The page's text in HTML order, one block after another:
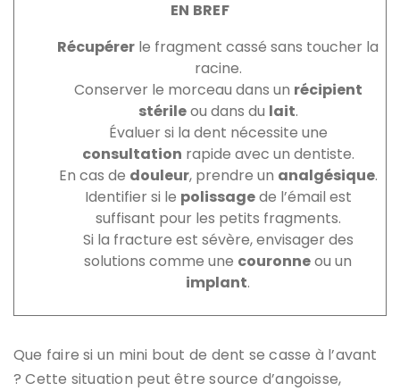
EN BREF
Récupérer le fragment cassé sans toucher la
racine.
Conserver le morceau dans un récipient
stérileou dans du lait.
Évaluer si la dent nécessite une
consultation rapide avec un dentiste.
En cas de douleur, prendre un analgésique.
Identifier si le polissagede l’émail est
suffisant pour les petits fragments.
Si la fracture est sévère, envisager des
solutions comme une couronneou un
implant.
Que faire si un mini bout de dent se casse à l’avant
? Cette situation peut être source d’angoisse,